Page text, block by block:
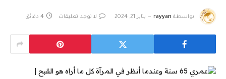
بواسطة rayyan يناير 21, 2024 لا توجد تعليقات 4 دقائق